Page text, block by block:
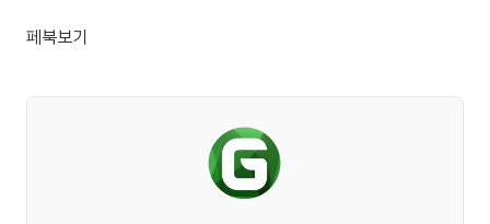
페북보기